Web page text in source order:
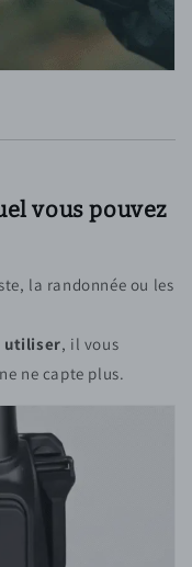
vous pouvez
la randonnée ou les
utiliser, il vous
ne capte plus.